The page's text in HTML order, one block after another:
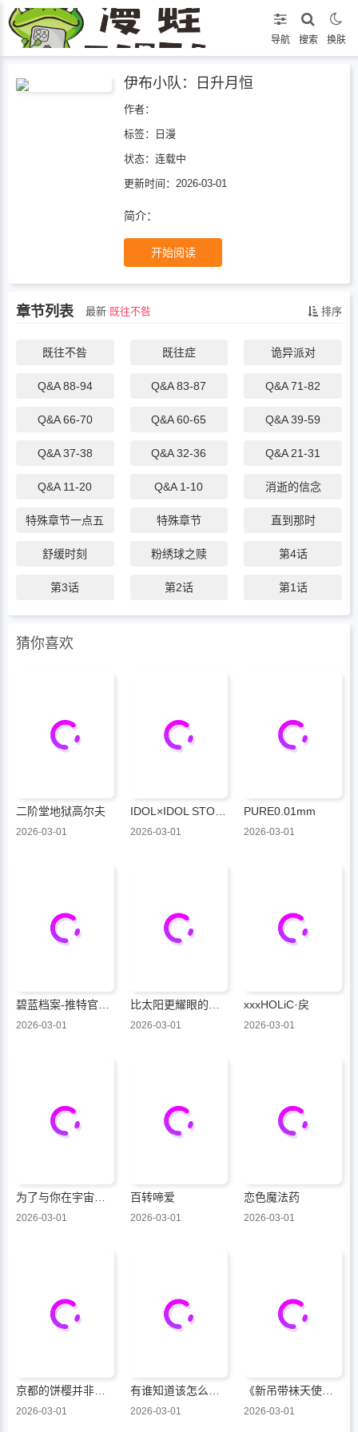
导航 搜索 换肤
伊布小队：日升月恒
作者：
标签： 日漫
状态： 连载中
更新时间：2026-03-01
简介：
开始阅读
章节列表 最新 既往不咎 排序
既往不咎 既往症 诡异派对
Q&A 88-94 Q&A 83-87 Q&A 71-82
Q&A 66-70 Q&A 60-65 Q&A 39-59
Q&A 37-38 Q&A 32-36 Q&A 21-31
Q&A 11-20 Q&A 1-10 消逝的信念
特殊章节一点五 特殊章节 直到那时
舒缓时刻 粉绣球之赎 第4话
第3话 第2话 第1话
第1话
猜你喜欢
二阶堂地狱高尔夫
2026-03-01
IDOL×IDOL STORY！
2026-03-01
PURE0.01mm
2026-03-01
2026-03-01 2026-03-01
xxxHOLiC·戻
2026-03-01
为了与你在宇宙行走
2026-03-01
百转啼爱
2026-03-01
恋色魔法药
2026-03-01
2026-03-01 2026-03-01 2026-03-01